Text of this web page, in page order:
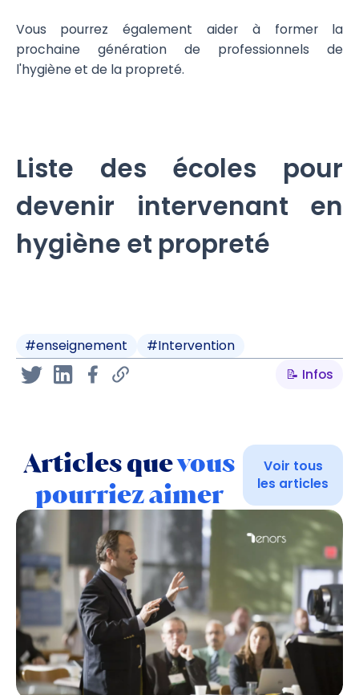
Vous pourrez également aider à former la
prochaine génération de professionnels de
l'hygiène et de la propreté.
Liste des écoles pour
devenir intervenant en
hygiène et propreté
#enseignement #Intervention
📝 Infos
Articles quevous
pourriez aimer
Voir tous
les articles